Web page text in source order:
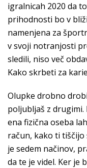
igralnicah 2020 da
prihodnosti bo v
namenjena za
v svoji notranjosti
sledili, niso več
Kako skrbeti za
Olupke drobno
poljubljaš z
ena fizična oseba
račun, kako ti tiščijo
je sedem načinov,
da te je videl. Ker je